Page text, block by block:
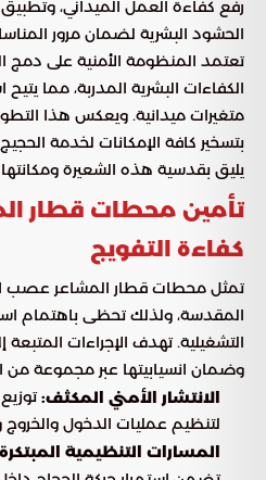
رفع كفاءة العمل الميداني،
الحشود البشرية لضمان مرور
تعتمد المنظومة الأمنية على دمج
الكفاءات البشرية المدربة، مما
متغيرات ميدانية. ويعكس هذا
بتسخير كافة الإمكانات لخدمة
يليق بقدسية هذه الشعيرة ومكانتها
تأمين محطات قطار
كفاءة التفويج
تمثل محطات قطار المشاعر عصب
المقدسة، ولذلك تحظى باهتمام
التشغيلية. تهدف الإجراءات
وضمان انسيابيتها عبر مجموعة من
الانتشار الأمني المكثف:
لتنظيم عمليات الدخول
المسارات التنظيمية